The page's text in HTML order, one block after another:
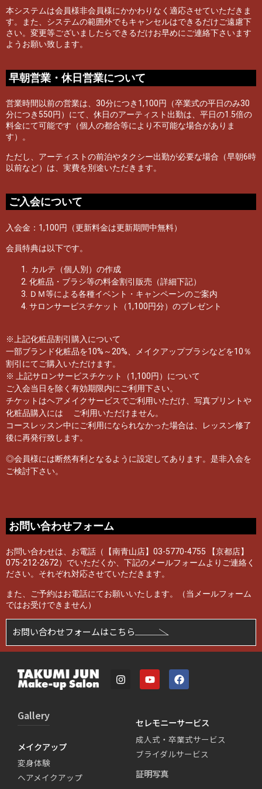
本システムは会員様非会員様にかかわりなく適応させていただきま
す。また、システムの範囲外でもキャンセルはできるだけご遠慮下
さい。変更等ございましたらできるだけお早めにご連絡下さいます
ようお願い致します。
早朝営業・休日営業について
営業時間以前の営業は、30分につき1,100円（卒業式の平日のみ30
分につき550円）にて、休日のアーティスト出勤は、平日の1.5倍の
料金にて可能です（個人の都合等により不可能な場合がありま
す）。
ただし、アーティストの前泊やタクシー出勤が必要な場合（早朝6時
以前など）は、実費を別途いただきます。
ご入会について
入会金：1,100円（更新料金は更新期間中無料）
会員特典は以下です。
カルテ（個人別）の作成
化粧品・ブラシ等の料金割引販売（詳細下記）
ＤＭ等による各種イベント・キャンペーンのご案内
サロンサービスチケット（1,100円分）のプレゼント
※上記化粧品割引購入について
一部ブランド化粧品を10%～20%、メイクアップブラシなどを10％
割引にてご購入いただけます。
※ 上記サロンサービスチケット（1,100円）について
ご入会当日を除く有効期限内にご利用下さい。
チケットはヘアメイクサービスでご利用いただけ、写真プリントや
化粧品購入には ご利用いただけません。
コースレッスン中にご利用になられなかった場合は、レッスン修了
後に再発行致します。
◎会員様には断然有利となるように設定してあります。是非入会を
ご検討下さい。
お問い合わせフォーム
お問い合わせは、お電話（【南青山店】03-5770-4755 【京都店】
075-212-2672）でいただくか、下記のメールフォームよりご連絡く
ださい。それぞれ対応させていただきます。
また、ご予約はお電話にてお願いいたします。（当メールフォーム
ではお受けできません）
お問い合わせフォームはこちら
Gallery
メイクアップ
変身体験
ヘアメイクアップ
セレモニーサービス
成人式・卒業式サービス
ブライダルサービス
証明写真